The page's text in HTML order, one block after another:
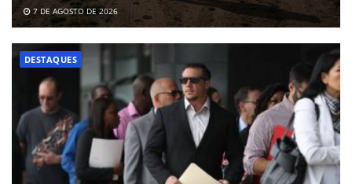
7 DE AGOSTO DE 2026
DESTAQUES